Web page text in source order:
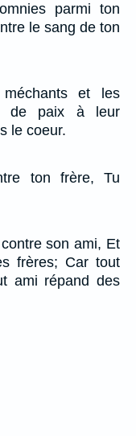
parmi ton
le sang de ton
et les
de paix à leur
le coeur.
ton frère, Tu
son ami, Et
frères; Car tout
ami répand des